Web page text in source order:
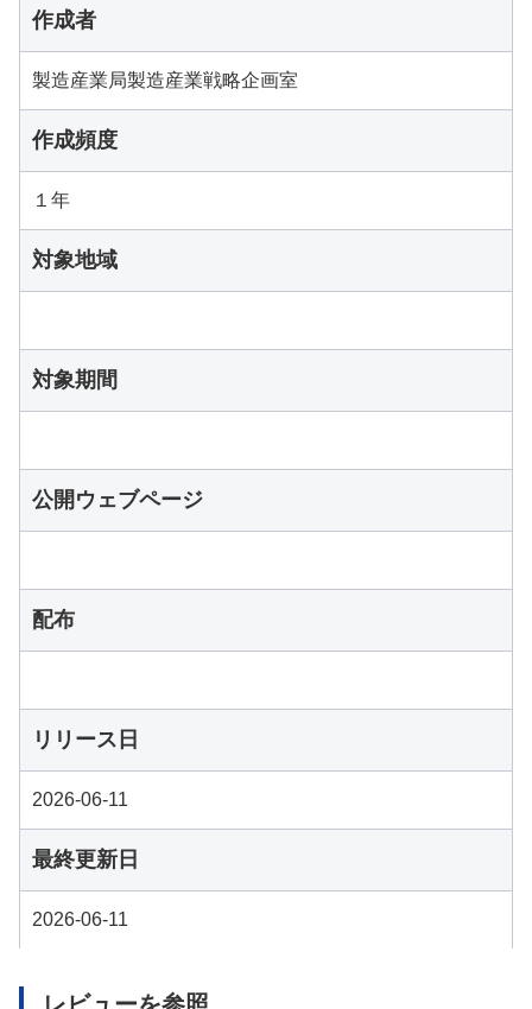
作成者
製造産業局製造産業戦略企画室
作成頻度
１年
対象地域
対象期間
公開ウェブページ
配布
リリース日
2026-06-11
最終更新日
2026-06-11